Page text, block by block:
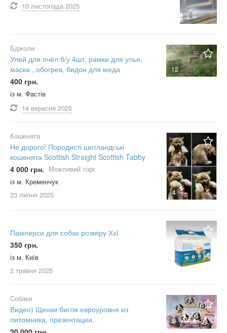
3
10 листопада 2025
12
Бджоли
Улей для пчёл б/у 4шт, рамки для улья,
маска , обогрев, бидон для меда
400 грн.
із м. Фастів
14 вересня 2025
4
Кошенята
Не дорого! Породисті шотландські
кошенята Scottish Straight Scottish Tabby
4 000 грн. Можливий торг
із м. Кременчук
23 липня 2025
Памперси для собак розміру Ххl
350 грн.
із м. Київ
2 травня 2025
8
Собаки
Видео) Щенки бигля евроуровня из
питомника, презентации.